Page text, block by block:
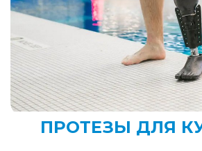
ПРОТЕЗЫ ДЛЯ